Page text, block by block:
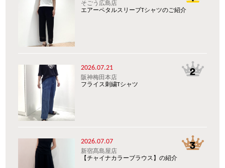
そごう広島店
エアーペタルスリーブTシャツのご紹介
2026.07.21
阪神梅田本店
フライス刺繍Tシャツ
2026.07.07
新宿髙島屋店
【チャイナカラーブラウス】の紹介